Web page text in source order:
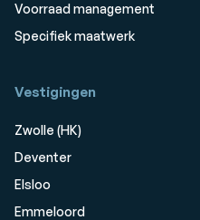
Voorraad management
Specifiek maatwerk
Vestigingen
Zwolle (HK)
Deventer
Elsloo
Emmeloord